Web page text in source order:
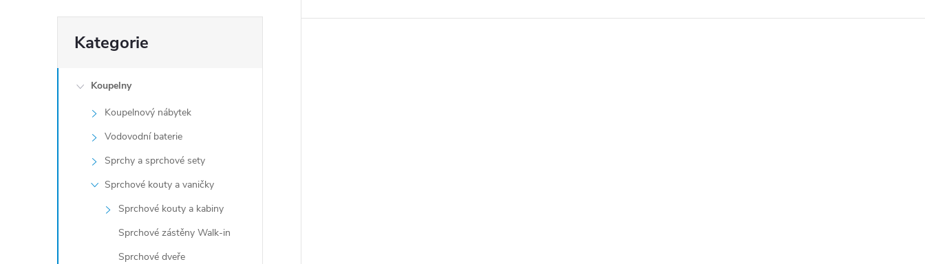
kategorie
Kategorie
Koupelny
Koupelnový nábytek
Vodovodní baterie
Sprchy a sprchové sety
Sprchové kouty a vaničky
Sprchové kouty a kabiny
Sprchové zástěny Walk-in
Sprchové dveře